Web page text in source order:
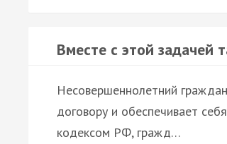
Вместе с этой задачей
Несовершеннолетний
договору и обеспечивает
кодексом РФ, гражд…